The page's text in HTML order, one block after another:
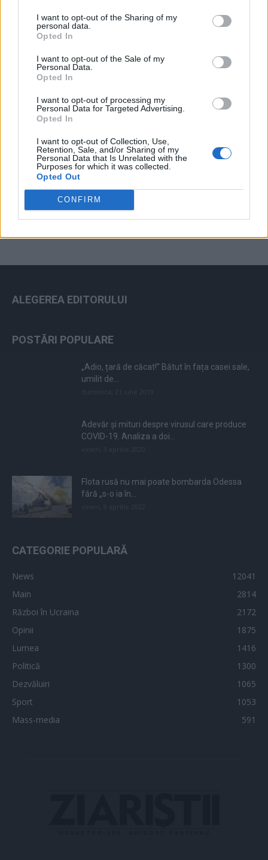
I want to opt-out of the Sharing of my
personal data.
Opted In
I want to opt-out of the Sale of my
Personal Data.
Opted In
I want to opt-out of processing my
Personal Data for Targeted Advertising.
Opted In
I want to opt-out of Collection, Use,
Retention, Sale, and/or Sharing of my
Personal Data that Is Unrelated with the
Purposes for which it was collected.
Opted Out
CONFIRM
Arhiva sondajelor
ad
ALEGEREA EDITORULUI
POSTĂRI POPULARE
„Adio, țară de căcat!” Bătut în fața casei sale,
umilit de...
Adevăr și mituri despre virusul care produce
COVID-19. Analiza a doi...
Flota rusă nu mai poate bombarda Odessa
fără „s-o ia în...
CATEGORIE POPULARĂ
News
12041
Main
2814
Război în Ucraina
2172
Opinii
1875
Lumea
1416
Politică
1300
Dezvăluiri
1065
Sport
1053
Mass-media
591